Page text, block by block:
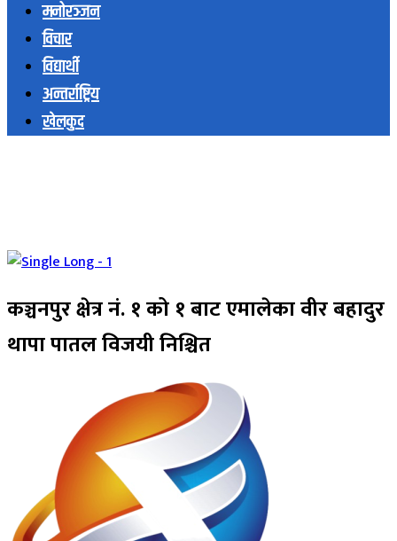
मनोरञ्जन
विचार
विद्यार्थी
अन्तर्राष्ट्रिय
खेलकुद
कञ्चनपुर क्षेत्र नं. १ को १ बाट एमालेका वीर बहादुर
थापा पातल विजयी निश्चित